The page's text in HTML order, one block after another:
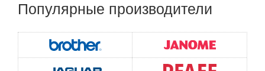
Популярные производители